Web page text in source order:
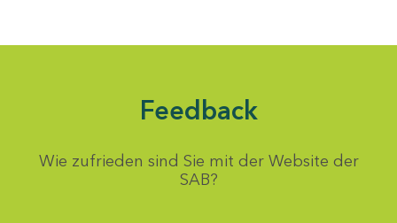
Feedback
Wie zufrieden sind Sie mit der Website der
SAB?